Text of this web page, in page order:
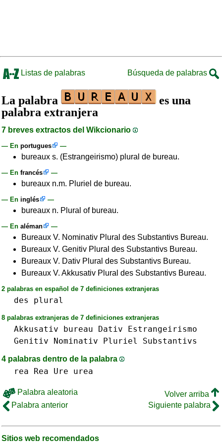
Listas de palabras Búsqueda de palabras
La palabra
es una
palabra extranjera
7 breves extractos del Wikcionario
— En portugues —
bureaux s. (Estrangeirismo) plural de bureau.
— En francés —
bureaux n.m. Pluriel de bureau.
— En inglés —
bureaux n. Plural of bureau.
— En aléman —
Bureaux V. Nominativ Plural des Substantivs Bureau.
Bureaux V. Genitiv Plural des Substantivs Bureau.
Bureaux V. Dativ Plural des Substantivs Bureau.
Bureaux V. Akkusativ Plural des Substantivs Bureau.
2 palabras en español de 7 definiciones extranjeras
des plural
8 palabras extranjeras de 7 definiciones extranjeras
Akkusativ bureau Dativ
Estrangeirismo
Genitiv
Nominativ Pluriel Substantivs
4 palabras dentro de la palabra
rea Rea Ure urea
Palabra aleatoria
Volver arriba
Palabra anterior
Siguiente palabra
Sitios web recomendados